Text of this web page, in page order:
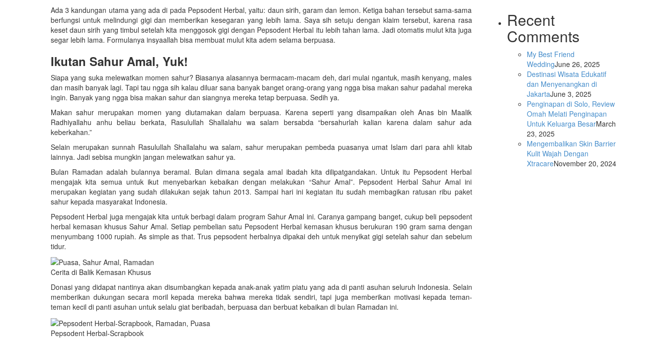
Ada 3 kandungan utama yang ada di pada Pepsodent Herbal, yaitu: daun sirih, garam dan lemon. Ketiga bahan tersebut sama-sama
berfungsi untuk melindungi gigi dan memberikan kesegaran yang lebih lama. Saya sih setuju dengan klaim tersebut, karena rasa
keset daun sirih yang timbul setelah kita menggosok gigi dengan Pepsodent Herbal itu lebih tahan lama. Jadi otomatis mulut kita juga
segar lebih lama. Formulanya insyaallah bisa membuat mulut kita adem selama berpuasa.
Ikutan Sahur Amal, Yuk!
Siapa yang suka melewatkan momen sahur? Biasanya alasannya bermacam-macam deh, dari mulai ngantuk, masih kenyang, males
dan masih banyak lagi. Tapi tau ngga sih kalau diluar sana banyak banget orang-orang yang ngga bisa makan sahur padahal mereka
ingin. Banyak yang ngga bisa makan sahur dan siangnya mereka tetap berpuasa. Sedih ya.
Makan sahur merupakan momen yang diutamakan dalam berpuasa. Karena seperti yang disampaikan oleh Anas bin Maalik
Radhiyallahu anhu beliau berkata, Rasulullah Shallalahu wa salam bersabda “bersahurlah kalian karena dalam sahur ada
keberkahan.”
Selain merupakan sunnah Rasulullah Shallalahu wa salam, sahur merupakan pembeda puasanya umat Islam dari para ahli kitab
lainnya. Jadi sebisa mungkin jangan melewatkan sahur ya.
Bulan Ramadan adalah bulannya beramal. Bulan dimana segala amal ibadah kita dilipatgandakan. Untuk itu Pepsodent Herbal
mengajak kita semua untuk ikut menyebarkan kebaikan dengan melakukan “Sahur Amal”. Pepsodent Herbal Sahur Amal ini
merupakan kegiatan yang sudah dilakukan sejak tahun 2013. Sampai hari ini kegiatan itu sudah membagikan ratusan ribu paket
sahur kepada masyarakat Indonesia.
Pepsodent Herbal juga mengajak kita untuk berbagi dalam program Sahur Amal ini. Caranya gampang banget, cukup beli pepsodent
herbal kemasan khusus Sahur Amal. Setiap pembelian satu Pepsodent Herbal kemasan khusus berukuran 190 gram sama dengan
menyumbang 1000 rupiah. As simple as that. Trus pepsodent herbalnya dipakai deh untuk menyikat gigi setelah sahur dan sebelum
tidur.
Cerita di Balik Kemasan Khusus
Donasi yang didapat nantinya akan disumbangkan kepada anak-anak yatim piatu yang ada di panti asuhan seluruh Indonesia. Selain
memberikan dukungan secara moril kepada mereka bahwa mereka tidak sendiri, tapi juga memberikan motivasi kepada teman-
teman kecil di panti asuhan untuk selalu giat beribadah, berpuasa dan berbuat kebaikan di bulan Ramadan ini.
Pepsodent Herbal-Scrapbook
Recent
Comments
My Best Friend
WeddingJune 26, 2025
Destinasi Wisata Edukatif
dan Menyenangkan di
JakartaJune 3, 2025
Penginapan di Solo, Review
Omah Melati Penginapan
Untuk Keluarga BesarMarch
23, 2025
Mengembalikan Skin Barrier
Kulit Wajah Dengan
XtracareNovember 20, 2024